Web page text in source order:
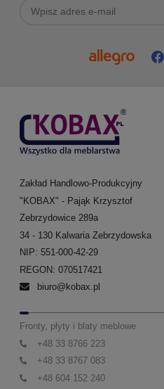
Zakład Handlowo-Produkcyjny
"KOBAX" - Pająk Krzysztof
Zebrzydowice 289a
34 - 130 Kalwaria Zebrzydowska
NIP: 551-000-42-29
REGON: 070517421
biuro@kobax.pl
Fronty, płyty i blaty meblowe
+48 33 8766 223
+48 33 8767 083
+48 604 152 240